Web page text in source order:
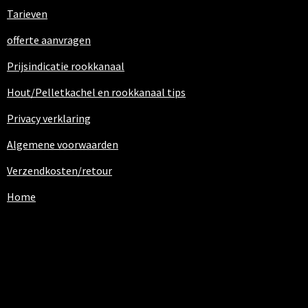
Tarieven
offerte aanvragen
Prijsindicatie rookkanaal
Hout/Pelletkachel en rookkanaal tips
Privacy verklaring
Algemene voorwaarden
Verzendkosten/retour
Home